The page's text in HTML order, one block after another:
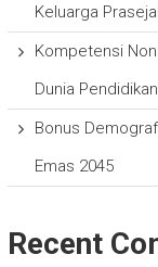
Keluarga
Kompetensi
Dunia Pendidikan
Bonus
Emas 2045
Recent